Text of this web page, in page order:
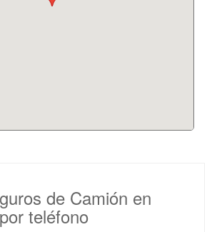
de Camión en
teléfono